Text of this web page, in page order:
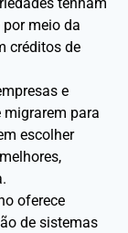
meio da
créditos de
e
para
escolher
oferece
de sistemas